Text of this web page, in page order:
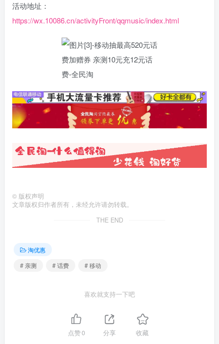
活动地址：
https://wx.10086.cn/activityFront/qqmusic/index.html
© 版权声明
文章版权归作者所有，未经允许请勿转载。
THE END
淘优惠
# 亲测
# 话费 # 移动
喜欢就支持一下吧
点赞0 分享 收藏